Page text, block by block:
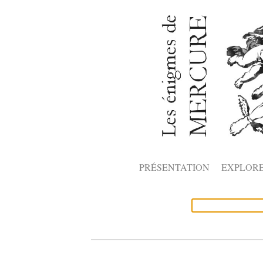
PRÉSENTATION